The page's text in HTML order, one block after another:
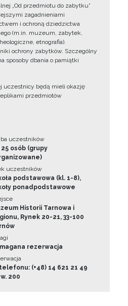
„Od przedmiotu do zabytku”
zagadnieniami
i ochroną dziedzictwa
(m.in. muzeum, zabytek,
etnografia).
ochrony zabytków. Szczególny
sposoby dbania o pamiątki
uczestnicy będą mieli okazję
przedmiotów
uczestników
osób (grupy
uczestników
podstawowa (kl. 1-8),
ponadpodstawowe
Historii Tarnowa i
Rynek 20-21, 33-100
rezerwacja
(+48) 14 621 21 49
200